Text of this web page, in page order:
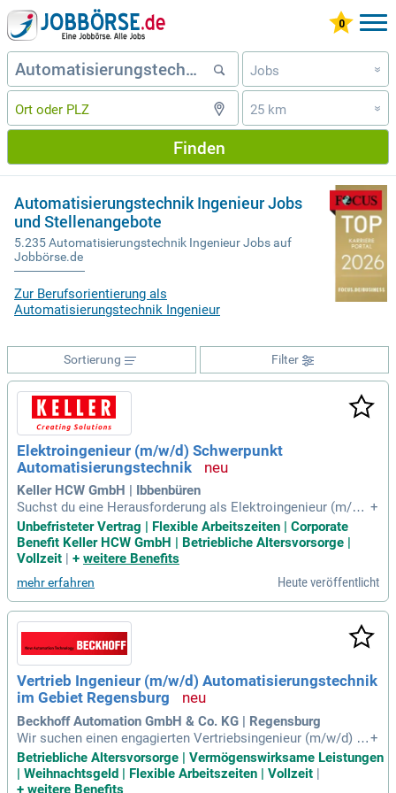
Jobs »
25 km »
Finden
Automatisierungstechnik Ingenieur Jobs
und Stellenangebote
5.235 Automatisierungstechnik Ingenieur Jobs auf
Jobbörse.de
Zur Berufsorientierung als
Automatisierungstechnik Ingenieur
Filter
Sortierung
Elektroingenieur (m/w/d) Schwerpunkt
Automatisierungstechnik
Keller HCW GmbH | Ibbenbüren
Suchst du eine Herausforderung als Elektroingenieur (m/w/
d) im Bereich Automatisierungstechnik in Ibbenbüren? KELL
ER HCW, Teil der renommierten Legris Industries, sucht kre
ative Talente! Seit 1894 entwickelt das Unternehmen innova
n umfassen die Projektbegleitung im Engineering für Hardw
are und Software – vom Schaltschrankbau bis zur Steuerun
gs- und Antriebstechnik. Zusätzlich wirst du sicherheitsgeri
chtete Steuerungssysteme erstellen und SPS-Programme u
msetzen. Gemeinsam sichern wir die Zukunft der Automatis
ierungstechnik und stärken unseren Kundenservice durch pe
rsönliche Betreuung.
+
Unbefristeter Vertrag | Flexible Arbeitszeiten | Corporate
Benefit Keller HCW GmbH | Betriebliche Altersvorsorge |
Vollzeit
+ weitere Benefits
mehr erfahren Heute veröffentlicht
Vertrieb Ingenieur (m/w/d) Automatisierungstechnik
im Gebiet Regensburg
Beckhoff Automation GmbH & Co. KG | Regensburg
Wir suchen einen engagierten Vertriebsingenieur (m/w/d) fü
r Automatisierungstechnik in Regensburg. Sie bringen techn
ische Expertise und Teamgeist mit, um unsere Kundenbezie
hungen zu stärken. In dieser Rolle betreuen Sie das gesamt
+
Betriebliche Altersvorsorge | Vermögenswirksame Leistungen
| Weihnachtsgeld | Flexible Arbeitszeiten | Vollzeit |
+ weitere Benefits